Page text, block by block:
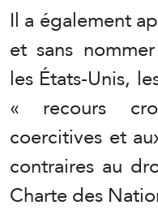
Il a également
et sans
les États-Unis,
« recours
coercitives et
contraires au
Charte des